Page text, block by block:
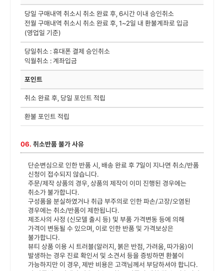
당일 구매내역 취소시 취소 완료 후, 6시간 이내 승인취소
전월 구매내역 취소시 취소 완료 후, 1~2일 내 환불계좌로 입금
(영업일 기준)
당일취소 : 휴대폰 결제 승인취소
익월취소 : 계좌입금
포인트
취소 완료 후, 당일 포인트 적립
환불 포인트 적립
06. 취소반품 불가 사유
단순변심으로 인한 반품 시, 배송 완료 후 7일이 지나면 취소/반품
신청이 접수되지 않습니다.
주문/제작 상품의 경우, 상품의 제작이 이미 진행된 경우에는
취소가 불가합니다.
구성품을 분실하였거나 취급 부주의로 인한 파손/고장/오염된
경우에는 취소/반품이 제한됩니다.
제조사의 사정 (신모델 출시 등) 및 부품 가격변동 등에 의해
가격이 변동될 수 있으며, 이로 인한 반품 및 가격보상은
불가합니다.
뷰티 상품 이용 시 트러블(알러지, 붉은 반점, 가려움, 따가움)이
발생하는 경우 진료 확인서 및 소견서 등을 증빙하면 환불이
가능하지만 이 경우, 제반 비용은 고객님께서 부담하셔야 합니다.